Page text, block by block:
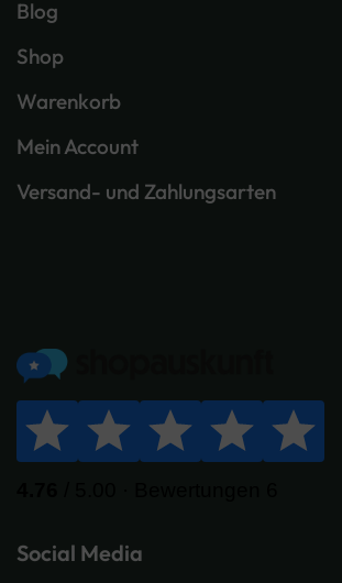
Blog
Shop
Warenkorb
Mein Account
Versand- und Zahlungsarten
Social Media